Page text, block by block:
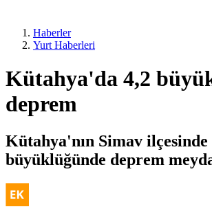
Haberler
Yurt Haberleri
Kütahya'da 4,2
deprem
Kütahya'nın Simav ilçesinde
büyüklüğünde deprem